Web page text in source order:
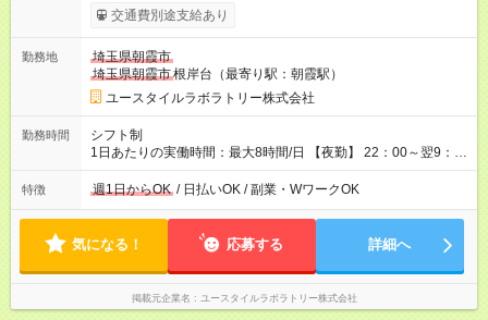
考慮して決定します 【収入例】 週1回勤務の場合：1,830円×8時
間×4回=5万8,560円 週3回勤務の場合：1,830円×8時間×12回
月 ※ 雇用形態と給与に、本採用時と異なる部分があります。 雇
用形態：本採用時と同じです。 給与：時給 1,580円以上
交通費別途支給あり
勤務地
埼玉県朝霞市
埼玉県朝霞市根岸台（最寄り駅：朝霞駅）
ユースタイルラボラトリー株式会社
勤務時間
シフト制
1日あたりの実働時間：最大8時間/日 【夜勤】 22：00～翌9：
00 ※週1日～OK ／ 夜勤専従 ＊＊ 勤務時間例 ＊＊ ■22時か
ら翌7時 ■23時から翌8時 ■24時から翌9時 など ※上記の時間
ます。 ※曜日固定（毎週同じ曜日での勤務となります）
特徴 週1日からOK / 日払いOK / 副業・WワークOK
気になる！ 応募する 詳細へ
掲載元企業名 ユースタイルラボラトリー株式会社